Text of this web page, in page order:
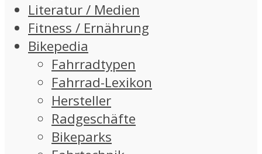
Literatur / Medien
Fitness / Ernährung
Bikepedia
Fahrradtypen
Fahrrad-Lexikon
Hersteller
Radgeschäfte
Bikeparks